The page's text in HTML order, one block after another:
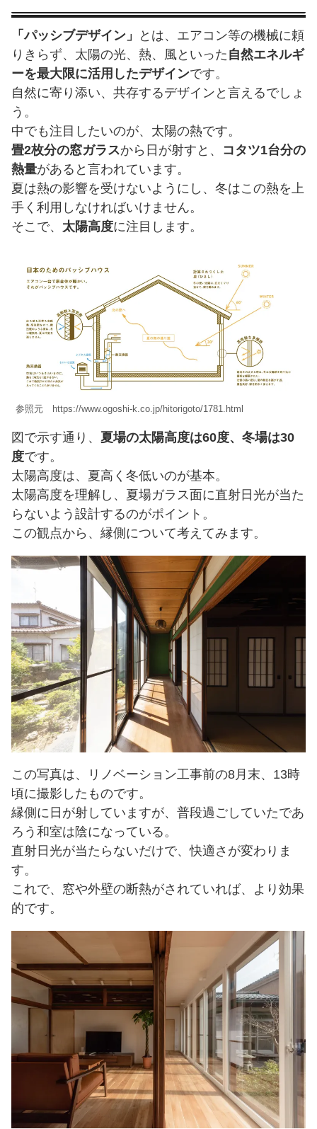
「パッシブデザイン」
とは、エアコン等の機械に頼
りきらず、太陽の光、熱、風といった 自然エネルギ
ーを最大限に活用したデザインです。
自然に寄り添い、共存するデザインと言えるでしょ
う。
中でも注目したいのが、太陽の熱です。
畳2枚分の窓ガラスから日が射すと、 コタツ1台分の
熱量があると言われています。
夏は熱の影響を受けないようにし、冬はこの熱を上
手く利用しなければいけません。
そこで、 太陽高度に注目します。
参照元 https://www.ogoshi-k.co.jp/hitorigoto/1781.html
図で示す通り、 夏場の太陽高度は60度、冬場は30
度です。
太陽高度は、夏高く冬低いのが基本。
太陽高度を理解し、夏場ガラス面に直射日光が当た
らないよう設計するのがポイント。
この観点から、縁側について考えてみます。
この写真は、リノベーション工事前の8月末、13時
頃に撮影したものです。
縁側に日が射していますが、普段過ごしていたであ
ろう和室は陰になっている。
直射日光が当たらないだけで、快適さが変わりま
す。
これで、窓や外壁の断熱がされていれば、より効果
的です。